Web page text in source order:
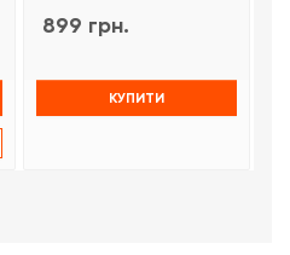
899 грн.
КУПИТИ